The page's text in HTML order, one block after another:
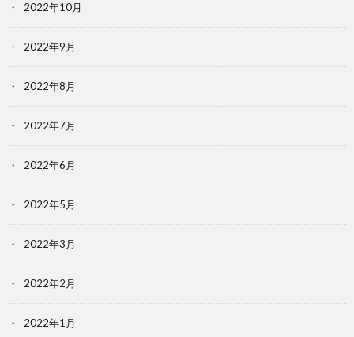
2022年10月
2022年9月
2022年8月
2022年7月
2022年6月
2022年5月
2022年3月
2022年2月
2022年1月